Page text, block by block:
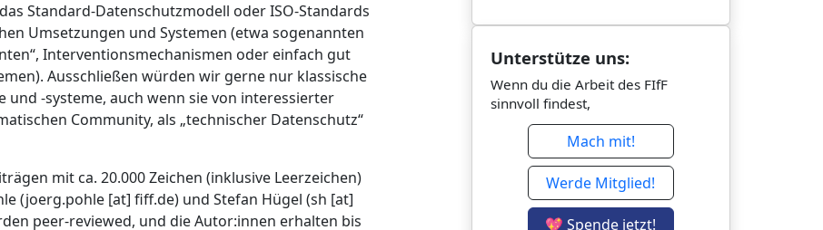
Standard-Datenschutzmodell oder ISO-Standards
Umsetzungen und Systemen (etwa sogenannten
Interventionsmechanismen oder einfach gut
Ausschließen würden wir gerne nur klassische
und -systeme, auch wenn sie von interessierter
Community, als „technischer Datenschutz“
mit ca. 20.000 Zeichen (inklusive Leerzeichen)
(joerg.pohle [at] fiff.de) und Stefan Hügel (sh [at]
peer-reviewed, und die Autor:innen erhalten bis
Unterstütze uns:
Wenn du die Arbeit des FIfF
sinnvoll findest,
Mach mit!
Werde Mitglied!
💖 Spende jetzt!